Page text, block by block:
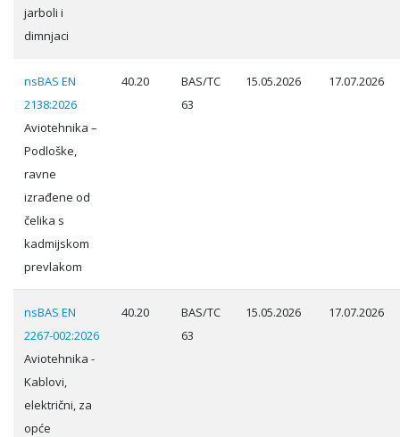
jarboli i
dimnjaci
nsBAS EN
2138:2026
Aviotehnika –
Podloške,
ravne
izrađene od
čelika s
kadmijskom
prevlakom
40.20
BAS/TC
63
15.05.2026 17.07.2026
nsBAS EN
2267-002:2026
Aviotehnika -
Kablovi,
električni, za
opće
40.20
BAS/TC
63
15.05.2026 17.07.2026